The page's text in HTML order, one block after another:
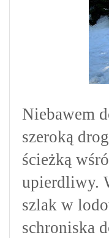
Niebawem
szeroką
ścieżką
upierdliwy.
szlak w
schroniska